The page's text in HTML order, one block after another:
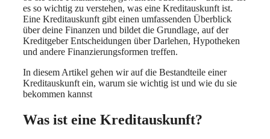
es so wichtig zu verstehen, was eine Kreditauskunft ist.
Eine Kreditauskunft gibt einen umfassenden Überblick
über deine Finanzen und bildet die Grundlage, auf der
Kreditgeber Entscheidungen über Darlehen, Hypotheken
und andere Finanzierungsformen treffen.
In diesem Artikel gehen wir auf die Bestandteile einer
Kreditauskunft ein, warum sie wichtig ist und wie du sie
bekommen kannst
Was ist eine Kreditauskunft?